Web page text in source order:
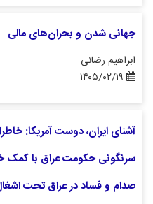
جهانی شدن و بحران‌های مالی
ابراهیم رضائی
آشنای ایران، دوست آمریکا:
سرنگونی حکومت عراق با کمک
صدام و فساد در عراق تحت